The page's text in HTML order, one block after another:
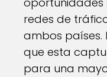
redes de
ambos países.
que esta
para una